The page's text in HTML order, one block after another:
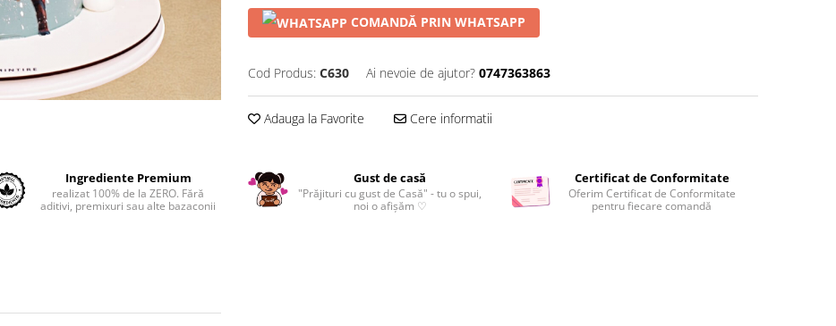
COMANDĂ PRIN WHATSAPP
Cod Produs: C630 Ai nevoie de ajutor? 0747363863
Adauga la Favorite Cere informatii
Ingrediente Premium
realizat 100% de la ZERO. Fără
aditivi, premixuri sau alte bazaconii
Gust de casă
"Prăjituri cu gust de Casă" - tu o spui,
noi o afișăm ♡
Certificat de Conformitate
Oferim Certificat de Conformitate
pentru fiecare comandă